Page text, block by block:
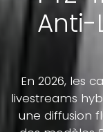
Anti-
En 2026, les
livestreams
une diffusion